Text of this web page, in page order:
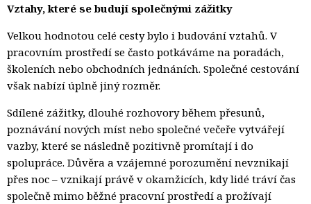
Vztahy, které se budují společnými zážitky
Velkou hodnotou celé cesty bylo i budování vztahů. V
pracovním prostředí se často potkáváme na poradách,
školeních nebo obchodních jednáních. Společné cestování
však nabízí úplně jiný rozměr.
Sdílené zážitky, dlouhé rozhovory během přesunů,
poznávání nových míst nebo společné večeře vytvářejí
vazby, které se následně pozitivně promítají i do
spolupráce. Důvěra a vzájemné porozumění nevznikají
přes noc – vznikají právě v okamžicích, kdy lidé tráví čas
společně mimo běžné pracovní prostředí a prožívají